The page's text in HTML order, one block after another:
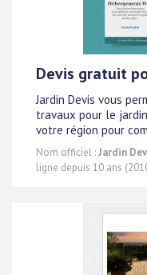
Devis gratuit
Jardin Devis vous
travaux pour le
votre région pour
Nom officiel :Jardin
ligne depuis 10 ans